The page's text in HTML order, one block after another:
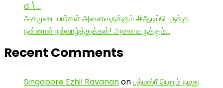
d \…
அகமுடையார்கள் அனைவருக்கும் #ஆடிப்பெருக்கு
நன்னாள் நல்வாழ்த்துக்கள்! அனைவருக்கும்…
Recent Comments
Singapore Ezhil Ravananonபத்மஸ்ரீ பெறும் நமது